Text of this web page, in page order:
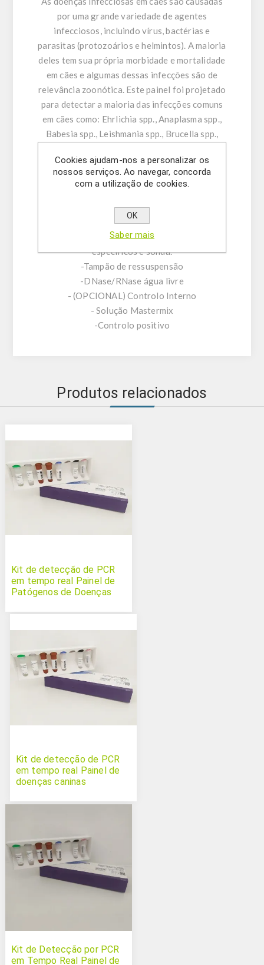
por uma grande variedade de agentes
infecciosos, incluindo vírus, bactérias e
parasitas (protozoários e helmintos). A maioria
deles tem sua própria morbidade e mortalidade
em cães e algumas dessas infecções são de
relevância zoonótica. Este painel foi projetado
para detectar a maioria das infecções comuns
em cães como: Ehrlichia spp., Anaplasma spp.,
Babesia spp., Leishmania spp., Brucella spp.,
Mycoplasma haemofelis/haemocanis e
Bartonella henselae.
Características do produto:
-Assay Mix Alvo composto por misturas
singleplex de primers direto/reverso
específicos e sonda.
-Tampão de ressuspensão
-DNase/RNase água livre
- (OPCIONAL) Controlo Interno
- Solução Mastermix
-Controlo positivo
Produtos relacionados
Kit de detecção de PCR
em tempo real Painel de
Patógenos de Doenças
Kit de detecção de PCR
em tempo real Painel de
doenças caninas
Kit de Detecção por PCR
em Tempo Real Painel de
Cookies ajudam-nos a personalizar os
nossos serviços. Ao navegar, concorda
com a utilização de cookies.
OK
Saber mais